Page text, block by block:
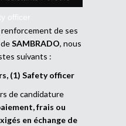
officer
renforcement de ses
SAMBRADO, nous
suivants :
(1) Safety officer
de candidature
frais ou
en échange de